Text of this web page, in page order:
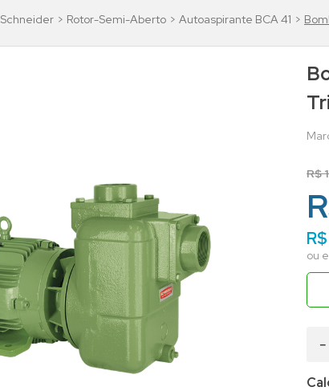
Schneider Rotor-Semi-Aberto Autoaspirante BCA 41
R$
R$
ou
－